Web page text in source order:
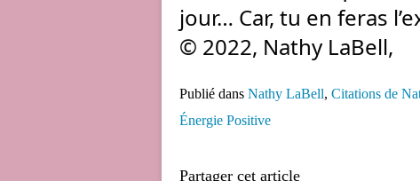
jour… Car, tu en feras
© 2022, Nathy LaBell,
Publié dans Nathy LaBell, Citations de
Énergie Positive
Partager cet article